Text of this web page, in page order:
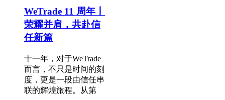
WeTrade 11 周年丨
荣耀并肩，共赴信
任新篇
十一年，对于WeTrade
而言，不只是时间的刻
度，更是一段由信任串
联的辉煌旅程。从第